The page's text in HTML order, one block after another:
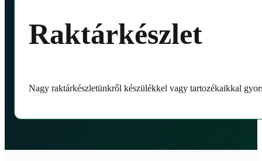
Raktárkészlet
Nagy raktárkészletünkről készülékkel vagy tartozékaikkal